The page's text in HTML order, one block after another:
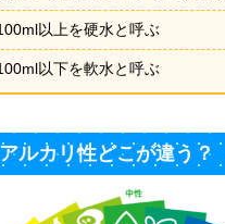
以上を硬水と呼ぶ
以下を軟水と呼ぶ
ルカリ性どこが違う？